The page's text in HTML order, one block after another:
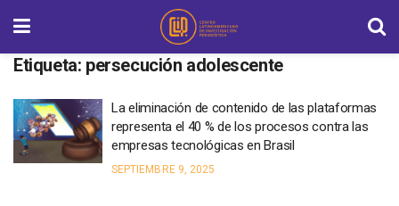
Etiqueta: persecución adolescente
La eliminación de contenido de las plataformas
representa el 40 % de los procesos contra las
empresas tecnológicas en Brasil
SEPTIEMBRE 9, 2025